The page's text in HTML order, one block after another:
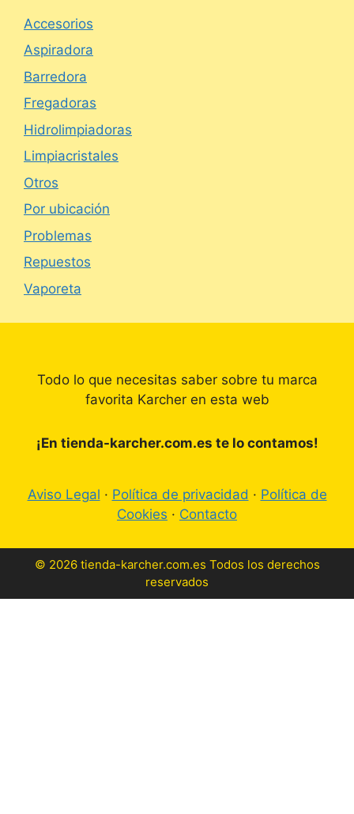
Accesorios
Aspiradora
Barredora
Fregadoras
Hidrolimpiadoras
Limpiacristales
Otros
Por ubicación
Problemas
Repuestos
Vaporeta
Todo lo que necesitas saber sobre tu marca
favorita Karcher en esta web
¡En tienda-karcher.com.es te lo contamos!
Aviso Legal · Política de privacidad · Política de
Cookies · Contacto
© 2026 tienda-karcher.com.es Todos los derechos
reservados